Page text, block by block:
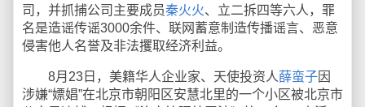
司，并抓捕公司主要成员秦火火、立二拆四等六人，罪
名是造谣传谣3000余件、联网蓄意制造传播谣言、恶意
侵害他人名誉及非法攫取经济利益。
8月23日，美籍华人企业家、天使投资人薛蛮子因
涉嫌“嫖娼”在北京市朝阳区安慧北里的一个小区被北京市